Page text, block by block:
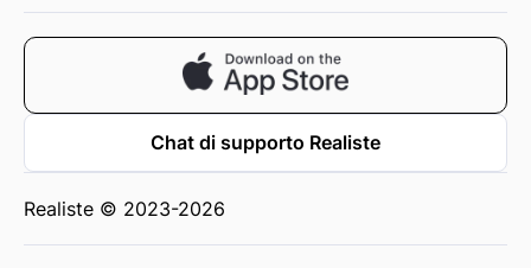
Chat di supporto Realiste
Realiste © 2023-2026